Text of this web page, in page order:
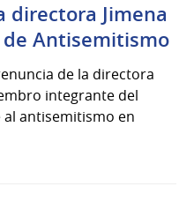
directora Jimena
Antisemitismo
de la directora
integrante del
antisemitismo en